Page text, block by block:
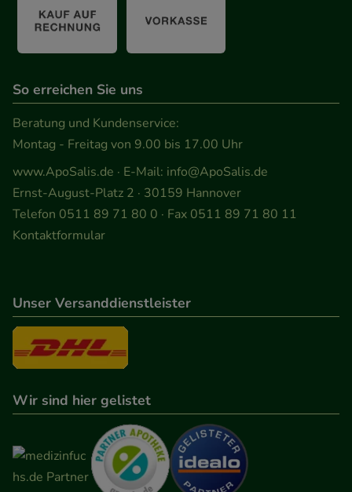
So erreichen Sie uns
Beratung und Kundenservice:
Montag - Freitag von 9.00 bis 17.00 Uhr
www.ApoSalis.de · E-Mail: info@ApoSalis.de
Ernst-August-Platz 2 · 30159 Hannover
Telefon 0511 89 71 80 0 · Fax 0511 89 71 80 11
Kontaktformular
Unser Versanddienstleister
Wir sind hier gelistet